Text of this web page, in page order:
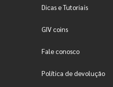
Dicas e Tutoriais
GIV coins
Fale conosco
Política de devolução